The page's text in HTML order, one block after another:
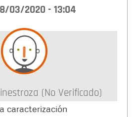
03/2020 - 13:04
(no Verificado)
caracterización